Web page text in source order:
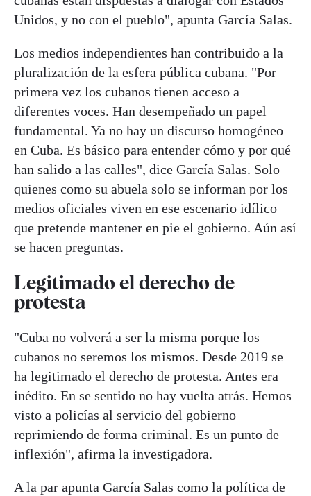
Unidos, y no con el pueblo", apunta García Salas.
Los medios independientes han contribuido a la
pluralización de la esfera pública cubana. "Por
primera vez los cubanos tienen acceso a
diferentes voces. Han desempeñado un papel
fundamental. Ya no hay un discurso homogéneo
en Cuba. Es básico para entender cómo y por qué
han salido a las calles", dice García Salas. Solo
quienes como su abuela solo se informan por los
medios oficiales viven en ese escenario idílico
que pretende mantener en pie el gobierno. Aún así
se hacen preguntas.
Legitimado el derecho de
protesta
"Cuba no volverá a ser la misma porque los
cubanos no seremos los mismos. Desde 2019 se
ha legitimado el derecho de protesta. Antes era
inédito. En se sentido no hay vuelta atrás. Hemos
visto a policías al servicio del gobierno
reprimiendo de forma criminal. Es un punto de
inflexión", afirma la investigadora.
A la par apunta García Salas como la política de